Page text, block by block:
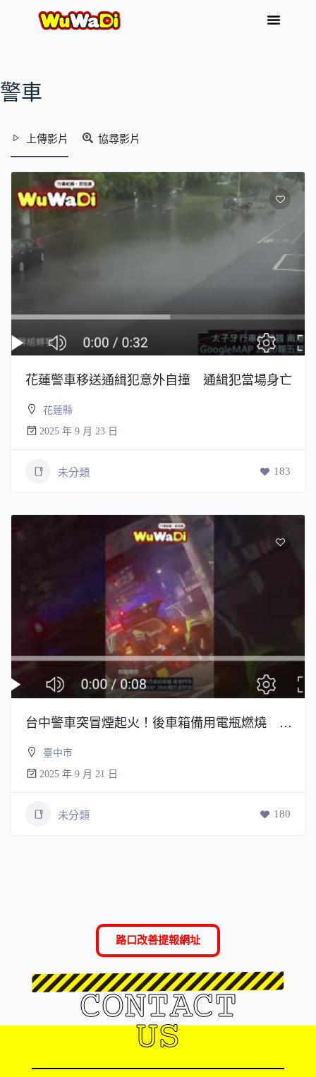
警車
上傳影片 協尋影片
花蓮警車移送通緝犯意外自撞 通緝犯當場身亡
花蓮縣
2025 年 9 月 23 日
未分類 183
台中警車突冒煙起火！後車箱備用電瓶燃燒 警急滅火
臺中市
2025 年 9 月 21 日
未分類 180
路口改善提報網址
CONTACT
US